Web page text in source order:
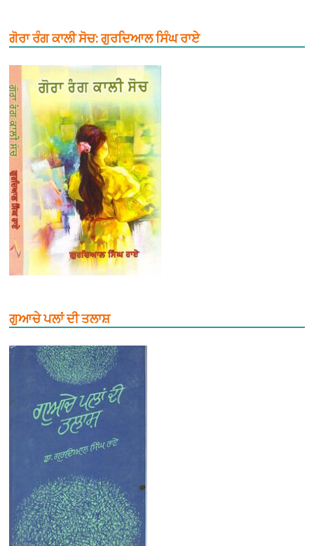
ਗੋਰਾ ਰੰਗ ਕਾਲੀ ਸੋਚ: ਗੁਰਦਿਆਲ ਸਿੰਘ ਰਾਏ
ਗੁਆਚੇ ਪਲਾਂ ਦੀ ਤਲਾਸ਼